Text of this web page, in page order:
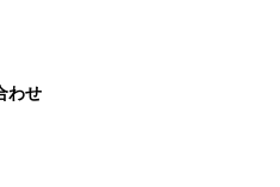
わせ